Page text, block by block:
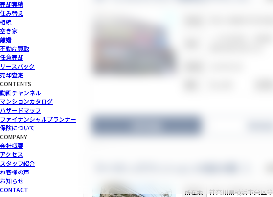
売却実績
住み替え
相続
空き家
離婚
不動産買取
任意売却
リースバック
売却査定
CONTENTS
動画チャンネル
マンションカタログ
ハザードマップ
ファイナンシャルプランナー
保険について
COMPANY
会社概要
アクセス
スタッフ紹介
お客様の声
お知らせ
CONTACT
所在地 神奈川県横浜市栄区